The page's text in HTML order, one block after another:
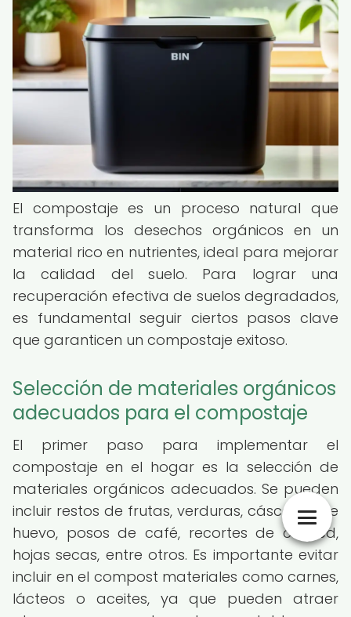
El compostaje es un proceso natural que
transforma los desechos orgánicos en un
material rico en nutrientes, ideal para mejorar
la calidad del suelo. Para lograr una
recuperación efectiva de suelos degradados,
es fundamental seguir ciertos pasos clave
que garanticen un compostaje exitoso.
Selección de materiales orgánicos
adecuados para el compostaje
El primer paso para implementar el
compostaje en el hogar es la selección de
materiales orgánicos adecuados. Se pueden
incluir restos de frutas, verduras, cáscaras de
huevo, posos de café, recortes de césped,
hojas secas, entre otros. Es importante evitar
incluir en el compost materiales como carnes,
lácteos o aceites, ya que pueden atraer